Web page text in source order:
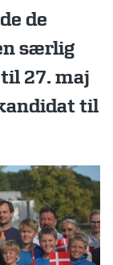
de
særlig
27. maj
til